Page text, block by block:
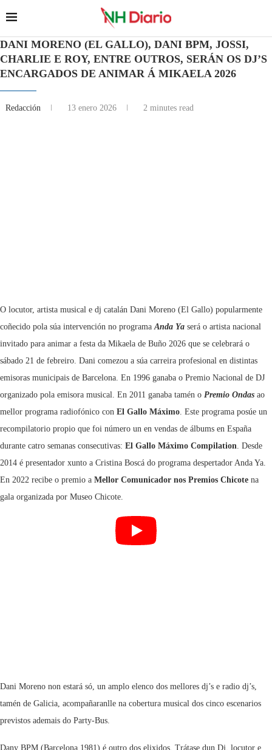
DANI MORENO (EL GALLO), DANI BPM, JOSSI,
CHARLIE E ROY, ENTRE OUTROS, SERÁN OS DJ’S
ENCARGADOS DE ANIMAR Á MIKAELA 2026
Redacción 13 enero 2026 2 minutes read
O locutor, artista musical e dj catalán Dani Moreno (El Gallo) popularmente
coñecido pola súa intervención no programaAnda Ya será o artista nacional
invitado para animar a festa da Mikaela de Buño 2026 que se celebrará o
sábado 21 de febreiro. Dani comezou a súa carreira profesional en distintas
emisoras municipais de Barcelona. En 1996 ganaba o Premio Nacional de DJ
organizado pola emisora musical. En 2011 ganaba tamén o Premio Ondas ao
mellor programa radiofónico con El Gallo Máximo. Este programa posúe un
recompilatorio propio que foi número un en vendas de álbums en España
durante catro semanas consecutivas: El Gallo Máximo Compilation. Desde
2014 é presentador xunto a Cristina Boscá do programa despertador Anda Ya.
En 2022 recibe o premio a Mellor Comunicador nos Premios Chicote na
gala organizada por Museo Chicote.
Dani Moreno non estará só, un amplo elenco dos mellores dj’s e radio dj’s,
tamén de Galicia, acompañaranlle na cobertura musical dos cinco escenarios
previstos ademais do Party-Bus.
Dany BPM (Barcelona 1981) é outro dos elixidos. Trátase dun Dj, locutor e